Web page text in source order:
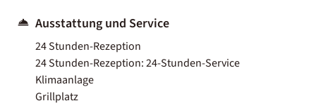
Ausstattung und Service
24 Stunden-Rezeption
24 Stunden-Rezeption: 24-Stunden-Service
Klimaanlage
Grillplatz